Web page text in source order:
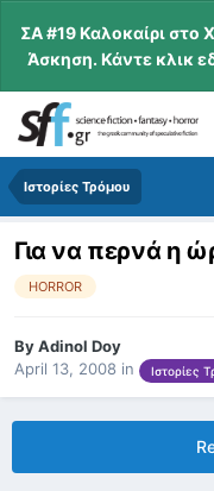
ΣΑ #19 Καλοκαίρι στο
Άσκηση. Κάντε κλικ
Ιστορίες Τρόμου
Για να περνά η
HORROR
ByAdinol Doy
April 13, 2008 in Ιστορίες